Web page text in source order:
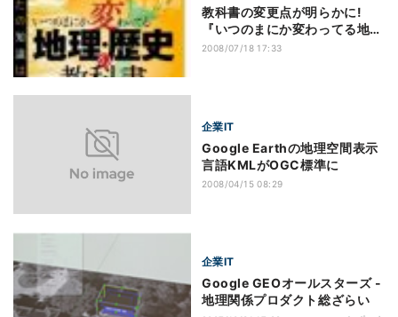
教科書の変更点が明らかに!
『いつのまにか変わってる地
理・歴史の教科書』
2008/07/18 17:33
企業IT
Google Earthの地理空間表示
言語KMLがOGC標準に
2008/04/15 08:29
企業IT
Google GEOオールスターズ -
地理関係プロダクト総ざらい